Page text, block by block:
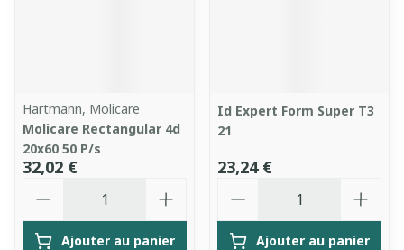
Hartmann, Molicare
Molicare Rectangular 4d
20x60 50 P/s
32,02 €
Ajouter au panier
Id Expert Form Super T3
21
23,24 €
Ajouter au panier